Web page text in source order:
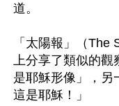
道。
「太陽報」（The
上分享了類似的
是耶穌形像」，另
這是耶穌！」